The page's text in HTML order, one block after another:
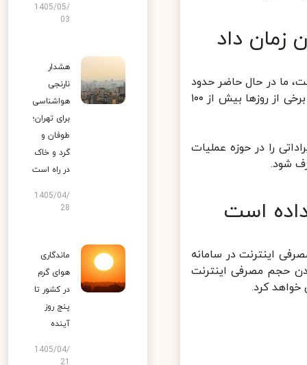
داد
ما در حال حاضر حدود
۱۱۰ هزار مدرسه در سراسر کشور داریم که بیش از ۵۵۰ هزار کلاس دارند و در برخی از روزها بیش از ۱۰۰
را در حوزه عملیات
شود.
است
اینترنت در سامانه
حجم مصرفی اینترنت
کرد.
1405/05/
03
هشدار
نارنجی
هواشناسی
برای تهران؛
طوفان و
گرد و خاک
در راه است
1405/04/
28
ماندگاری
هوای گرم
در کشور تا
پنج روز
آینده
1405/04/